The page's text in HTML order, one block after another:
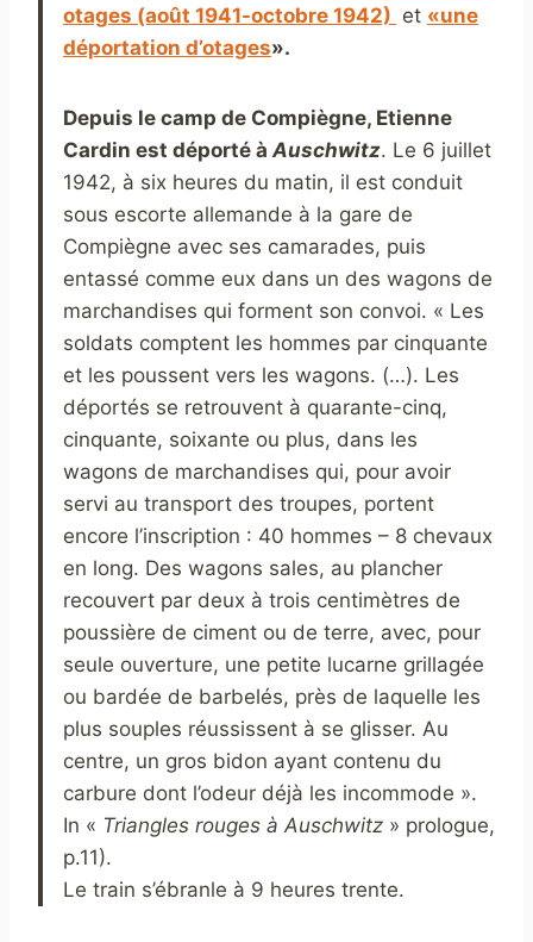
otages (août 1941-octobre 1942) et «une
déportation d’otages».
Depuis le camp de Compiègne, Etienne
Cardin est déporté àAuschwitz. Le 6 juillet
1942, à six heures du matin, il est conduit
sous escorte allemande à la gare de
Compiègne avec ses camarades, puis
entassé comme eux dans un des wagons de
marchandises qui forment son convoi. « Les
soldats comptent les hommes par cinquante
et les poussent vers les wagons. (…). Les
déportés se retrouvent à quarante-cinq,
cinquante, soixante ou plus, dans les
wagons de marchandises qui, pour avoir
servi au transport des troupes, portent
encore l’inscription : 40 hommes – 8 chevaux
en long. Des wagons sales, au plancher
recouvert par deux à trois centimètres de
poussière de ciment ou de terre, avec, pour
seule ouverture, une petite lucarne grillagée
ou bardée de barbelés, près de laquelle les
plus souples réussissent à se glisser. Au
centre, un gros bidon ayant contenu du
carbure dont l’odeur déjà les incommode ».
In « Triangles rouges à Auschwitz » prologue,
p.11).
Le train s’ébranle à 9 heures trente.